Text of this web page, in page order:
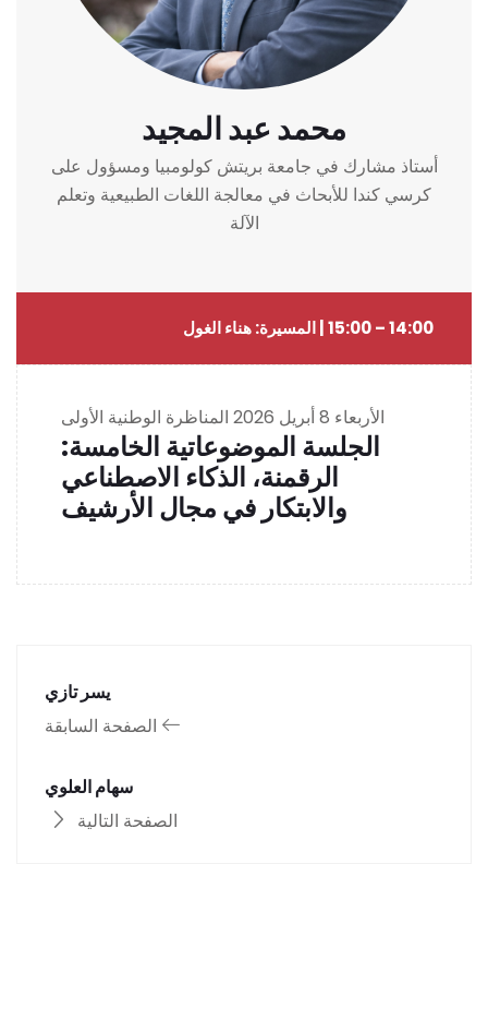
محمد عبد المجيد
أستاذ مشارك في جامعة بريتش كولومبيا ومسؤول على
كرسي كندا للأبحاث في معالجة اللغات الطبيعية وتعلم
الآلة
14:00 – 15:00 | المسيرة: هناء الغول
الأربعاء 8 أبريل 2026 المناظرة الوطنية الأولى
الجلسة الموضوعاتية الخامسة:
الرقمنة، الذكاء الاصطناعي
والابتكار في مجال الأرشيف
يسر تازي
الصفحة السابقة
سهام العلوي
الصفحة التالية